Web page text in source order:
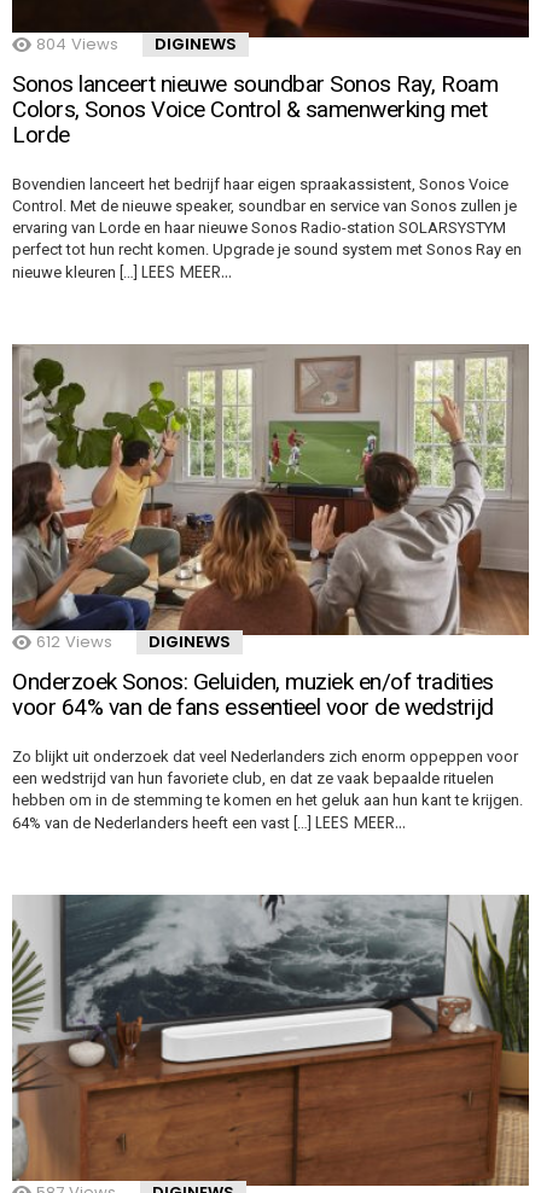
804 Views DIGINEWS
Sonos lanceert nieuwe soundbar Sonos Ray, Roam
Colors, Sonos Voice Control & samenwerking met
Lorde
Bovendien lanceert het bedrijf haar eigen spraakassistent, Sonos Voice
Control. Met de nieuwe speaker, soundbar en service van Sonos zullen je
ervaring van Lorde en haar nieuwe Sonos Radio-station SOLARSYSTYM
perfect tot hun recht komen. Upgrade je sound system met Sonos Ray en
nieuwe kleuren […] LEES MEER…
612 Views DIGINEWS
Onderzoek Sonos: Geluiden, muziek en/of tradities
voor 64% van de fans essentieel voor de wedstrijd
Zo blijkt uit onderzoek dat veel Nederlanders zich enorm oppeppen voor
een wedstrijd van hun favoriete club, en dat ze vaak bepaalde rituelen
hebben om in de stemming te komen en het geluk aan hun kant te krijgen.
64% van de Nederlanders heeft een vast […] LEES MEER…